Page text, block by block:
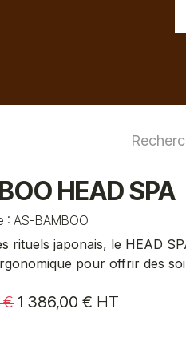
HEAD SPA
: AS-BAMBOO
rituels japonais, le HEAD
pour offrir des
€ 1 386,00 € HT